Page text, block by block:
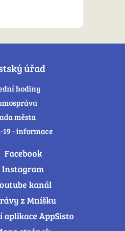
úřad
hodiny
města
19 - informace
Facebook
Instagram
kanál
z Mníšku
aplikace AppSisto